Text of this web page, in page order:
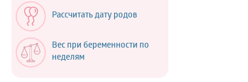
Рассчитать дату родов
Вес при беременности по
неделям